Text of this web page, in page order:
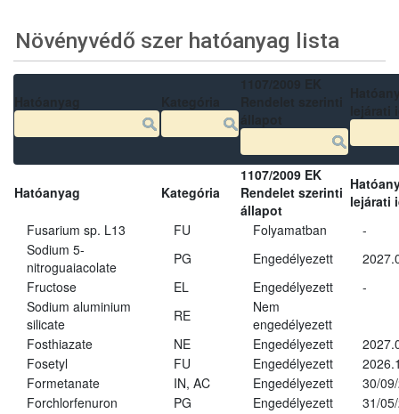
Növényvédő szer hatóanyag lista
Hatóanyag Kategória
1107/2009 EK
Rendelet szerinti
állapot
lejárati
Fusarium sp. L13
FU Folyamatban
-
Sodium 5-
nitroguaiacolate
PG Engedélyezett
Fructose
EL Engedélyezett
-
Sodium aluminium
silicate
RE
Nem
engedélyezett
Fosthiazate
NE Engedélyezett
Fosetyl
FU Engedélyezett
Formetanate
IN, AC Engedélyezett
30/
Forchlorfenuron
PG Engedélyezett
31/